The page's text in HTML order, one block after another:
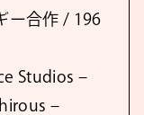
ー合作 / 196
Studios –
–